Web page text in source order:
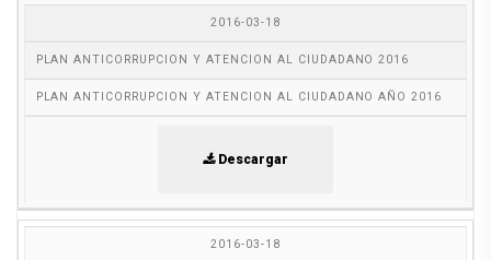
2016-03-18
PLAN ANTICORRUPCION Y ATENCION AL CIUDADANO 2016
PLAN ANTICORRUPCION Y ATENCION AL CIUDADANO AÑO 2016
Descargar
2016-03-18